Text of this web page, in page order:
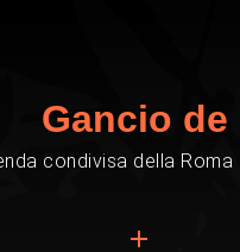
Gancio de
condivisa della